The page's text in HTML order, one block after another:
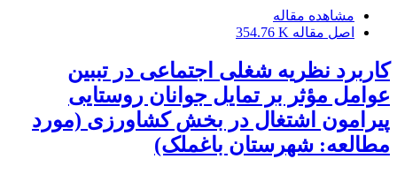
مشاهده مقاله
اصل مقاله 354.76 K
کاربرد نظریه شغلی اجتماعی در تببین
عوامل مؤثر بر تمایل جوانان روستایی
پیرامون اشتغال در بخش کشاورزی (مورد
مطالعه: شهرستان باغملک)